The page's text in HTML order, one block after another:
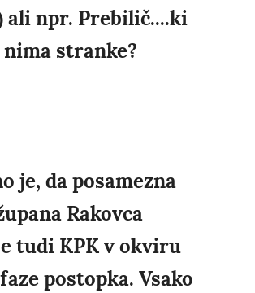
ali npr. Prebilič....ki
nima stranke?
je, da posamezna
Rakovca
tudi KPK v okviru
postopka. Vsako